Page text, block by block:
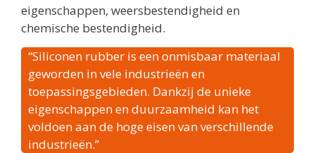
eigenschappen, weersbestendigheid en
chemische bestendigheid.
“Siliconen rubber is een onmisbaar materiaal
geworden in vele industrieën en
toepassingsgebieden. Dankzij de unieke
eigenschappen en duurzaamheid kan het
voldoen aan de hoge eisen van verschillende
industrieën.”